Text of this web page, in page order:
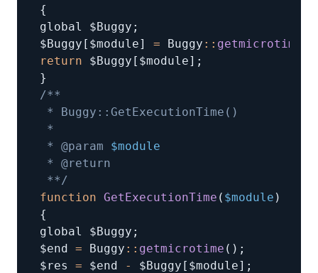
{
global $Buggy ;
$Buggy [ $module] = Buggy : : getmicrotime
return $Buggy [ $module] ;
}
* @param $module
**/
function GetExecutionTime ( $module )
{
global $Buggy ;
$end = Buggy : : getmicrotime ( ) ;
$res = $end - $Buggy [ $module] ;